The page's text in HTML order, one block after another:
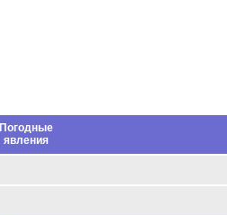
Погодные
явления